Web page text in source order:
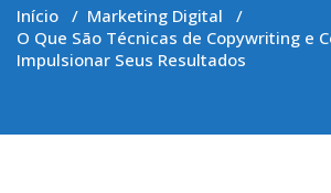
Início / Marketing Digital /
O Que São Técnicas de Copywriting e
Impulsionar Seus Resultados